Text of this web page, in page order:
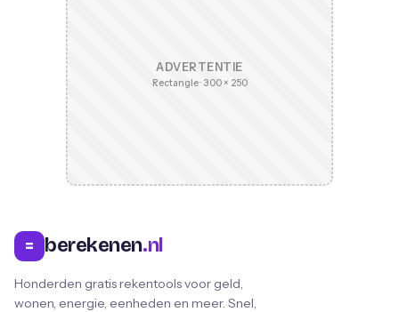
ADVERTENTIE
Rectangle · 300 × 250
= berekenen.nl
Honderden gratis rekentools voor geld,
wonen, energie, eenheden en meer. Snel,